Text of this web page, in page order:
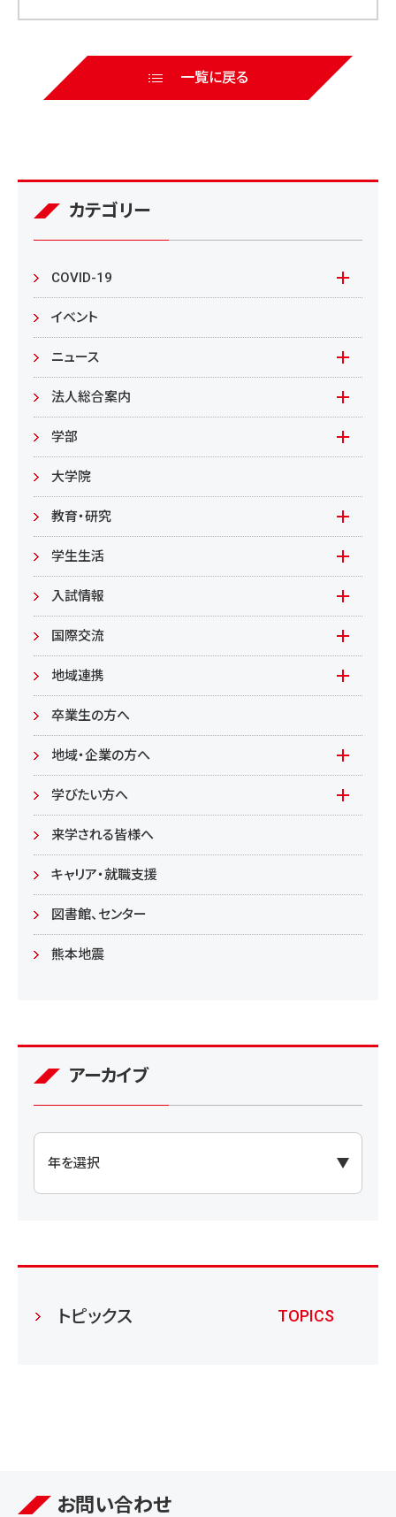
一覧に戻る
カテゴリー
COVID-19
本学の対応
在学生の皆様へ
来学される皆様へ
イベント
ニュース
報道資料
基本情報
法人総合案内
入札情報
教職員募集
教職員募集（教員）
学部
文学部
日文
英米
環境資源
居住環境
食健康
教育/学部・大学院
大学院
教育・研究
教育
地域連携型学生研究(旧学生GP)
もやいすと育成プログラム
学生生活
在学生の方へ
入試情報
入試情報(学部)
入試情報(大学院)
国際交流
Global Lounge
地域連携
公開講座
卒業生の方へ
地域・企業の方へ
学びたい方へ(生涯学習)
学びたい方へ
学部
大学院
来学される皆様へ
キャリア・就職支援
図書館、センター
熊本地震
アーカイブ
トピックス TOPICS
お問い合わせ